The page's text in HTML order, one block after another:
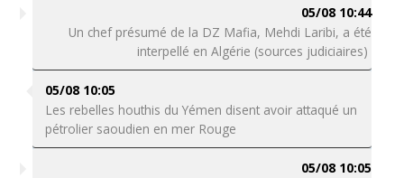
05/08 10:44
Un chef présumé de la DZ Mafia, Mehdi Laribi, a été
interpellé en Algérie (sources judiciaires)
05/08 10:05
Les rebelles houthis du Yémen disent avoir attaqué un
pétrolier saoudien en mer Rouge
05/08 10:05